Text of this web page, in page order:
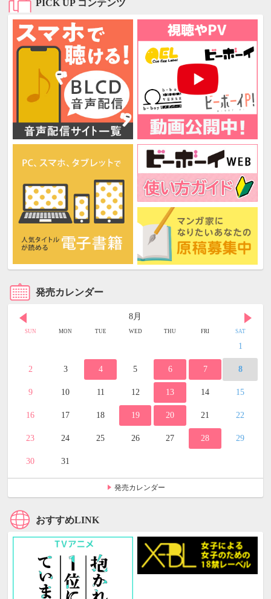
PICK UP コンテンツ
発売カレンダー
8月
SUN MON TUE WED THU FRI SAT
1
2 3 4 5 6 7 8
9 10 11 12 13 14 15
16 17 18 19 20 21 22
23 24 25 26 27 28 29
30 31
発売カレンダー
おすすめLINK